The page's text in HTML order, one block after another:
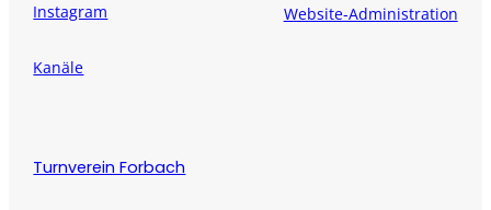
Instagram
Kanäle
Website-Administration
Turnverein Forbach